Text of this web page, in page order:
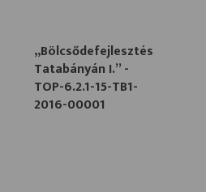
„Bölcsődefejlesztés
Tatabányán I.” -
TOP-6.2.1-15-TB1-
2016-00001